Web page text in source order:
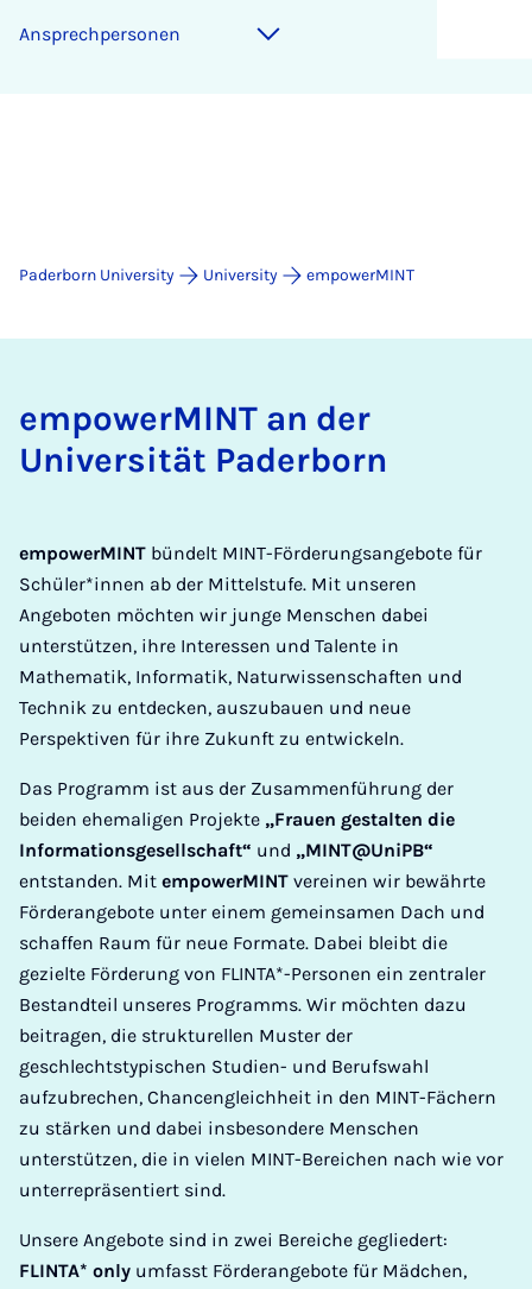
An­s­prech­per­son­en
Paderborn University University empowerMINT
empowerMINT an der
Universität Paderborn
empowerMINT bündelt MINT-Förderungsangebote für
Schüler*innen ab der Mittelstufe. Mit unseren
Angeboten möchten wir junge Menschen dabei
unterstützen, ihre Interessen und Talente in
Mathematik, Informatik, Naturwissenschaften und
Technik zu entdecken, auszubauen und neue
Perspektiven für ihre Zukunft zu entwickeln.
Das Programm ist aus der Zusammenführung der
beiden ehemaligen Projekte „Frauen gestalten die
Informationsgesellschaft“ und „MINT@UniPB“
entstanden. Mit empowerMINT vereinen wir bewährte
Förderangebote unter einem gemeinsamen Dach und
schaffen Raum für neue Formate. Dabei bleibt die
gezielte Förderung von FLINTA*-Personen ein zentraler
Bestandteil unseres Programms. Wir möchten dazu
beitragen, die strukturellen Muster der
geschlechtstypischen Studien- und Berufswahl
aufzubrechen, Chancengleichheit in den MINT-Fächern
zu stärken und dabei insbesondere Menschen
unterstützen, die in vielen MINT-Bereichen nach wie vor
unterrepräsentiert sind.
Unsere Angebote sind in zwei Bereiche gegliedert:
FLINTA* only umfasst Förderangebote für Mädchen,